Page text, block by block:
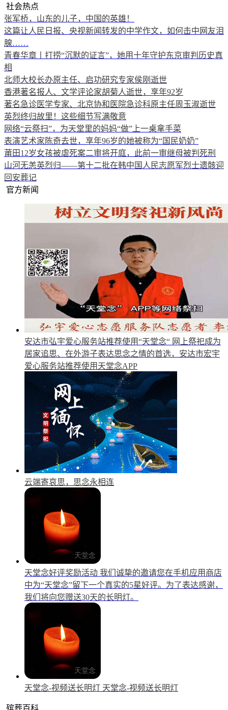
社会热点
张军桥，山东的儿子，中国的英雄！
这篇让人民日报、央视新闻转发的中学作文，如何击中网友泪
腺……
青春华章丨打捞“沉默的证言”，她用十年守护东京审判历史真
相
北师大校长办原主任、启功研究专家侯刚逝世
香港著名报人、文学评论家胡菊人逝世，享年92岁
著名急诊医学专家、北京协和医院急诊科原主任周玉淑逝世
英烈终归故里！这些细节写满敬意
网络“云祭扫”，为天堂里的妈妈“做”上一桌拿手菜
表演艺术家陈奇去世，享年96岁的她被称为“国民奶奶”
莆田12岁女孩被虐死案二审将开庭，此前一审继母被判死刑
山河无恙英烈归——第十二批在韩中国人民志愿军烈士遗骸迎
回安葬记
官方新闻
安达市弘宇爱心服务站推荐使用“天堂念“ 网上祭祀成为
居家追思、在外游子表达思念之情的首选，安达市宏宇
爱心服务站推荐使用天堂念APP
云端寄哀思，思念永相连
天堂念好评奖励活动 我们诚挚的邀请您在手机应用商店
中为“天堂念”留下一个真实的5星好评。为了表达感谢，
我们将向您赠送30天的长明灯。
天堂念-视频送长明灯 天堂念-视频送长明灯
殡葬百科